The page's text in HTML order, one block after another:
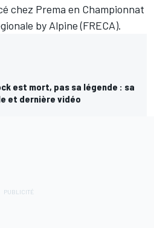
chez Prema en Championnat
by Alpine(FRECA).
est mort, pas sa légende : sa
et dernière vidéo